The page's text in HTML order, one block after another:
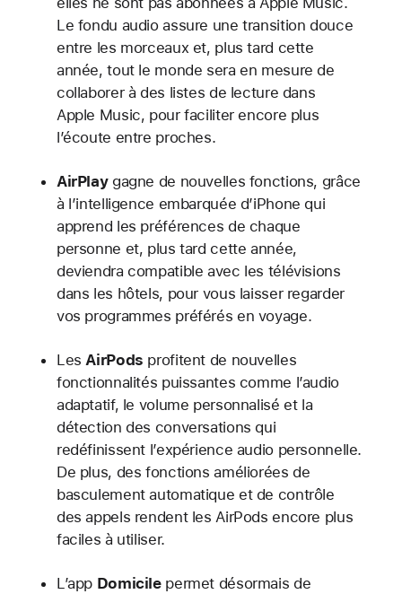
Le fondu audio assure une transition douce
entre les morceaux et, plus tard cette
année, tout le monde sera en mesure de
collaborer à des listes de lecture dans
Apple Music, pour faciliter encore plus
l’écoute entre proches.
AirPlaygagne de nouvelles fonctions, grâce
à l’intelligence embarquée d’iPhone qui
apprend les préférences de chaque
personne et, plus tard cette année,
deviendra compatible avec les télévisions
dans les hôtels, pour vous laisser regarder
vos programmes préférés en voyage.
LesAirPods profitent de nouvelles
fonctionnalités puissantes comme l’audio
adaptatif, le volume personnalisé et la
détection des conversations qui
redéfinissent l’expérience audio personnelle.
De plus, des fonctions améliorées de
basculement automatique et de contrôle
des appels rendent les AirPods encore plus
faciles à utiliser.
L’app Domicilepermet désormais de